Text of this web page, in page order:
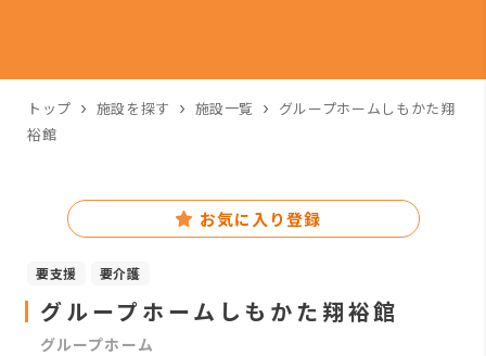
トップ 施設を探す 施設一覧
グループホームしもかた翔
裕館
お気に入り登録
要支援 要介護
グループホームしもかた翔裕館
グループホーム